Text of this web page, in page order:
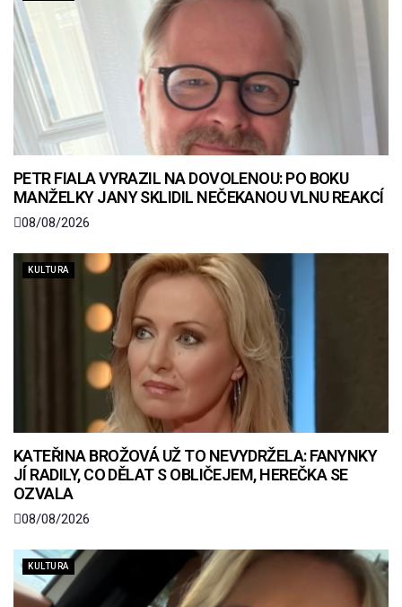
PETR FIALA VYRAZIL NA DOVOLENOU: PO BOKU
MANŽELKY JANY SKLIDIL NEČEKANOU VLNU REAKCÍ
08/08/2026
KULTURA
KATEŘINA BROŽOVÁ UŽ TO NEVYDRŽELA: FANYNKY
JÍ RADILY, CO DĚLAT S OBLIČEJEM, HEREČKA SE
OZVALA
08/08/2026
KULTURA